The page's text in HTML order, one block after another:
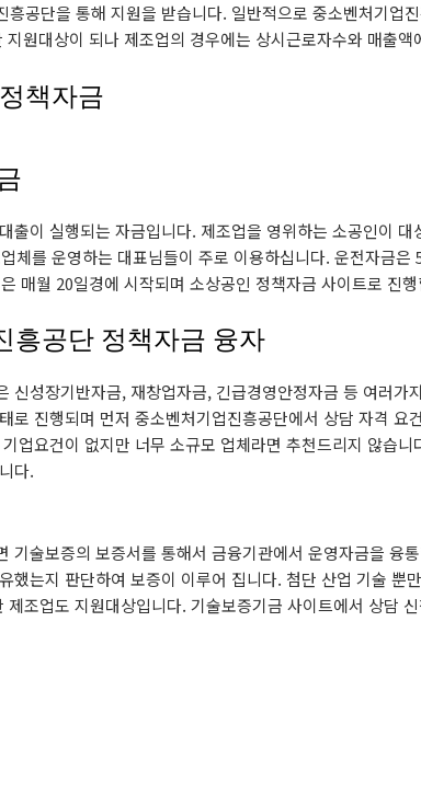
흥공단을 통해 지원을 받습니다. 일반적으로 중소벤처기업
원대상이 되나 제조업의 경우에는 상시근로자수와 매출
책자금
출이 실행되는 자금입니다. 제조업을 영위하는 소공인이
체를 운영하는 대표님들이 주로 이용하십니다. 운전자금
매월 20일경에 시작되며 소상공인 정책자금 사이트로 진
흥공단 정책자금 융자
신성장기반자금, 재창업자금, 긴급경영안정자금 등 여러
로 진행되며 먼저 중소벤처기업진흥공단에서 상담 자격
업요건이 없지만 너무 소규모 업체라면 추천드리지 않습
다.
기술보증의 보증서를 통해서 금융기관에서 운영자금을 융
했는지 판단하여 보증이 이루어 집니다. 첨단 산업 기술 뿐
제조업도 지원대상입니다. 기술보증기금 사이트에서 상담